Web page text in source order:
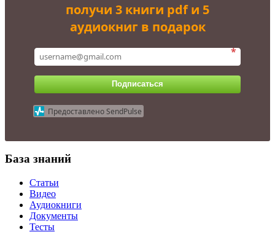
получи 3 книги pdf и 5
аудиокниг в подарок
*
Подписаться
Предоставлено SendPulse
База знаний
Статьи
Видео
Аудиокниги
Документы
Тесты